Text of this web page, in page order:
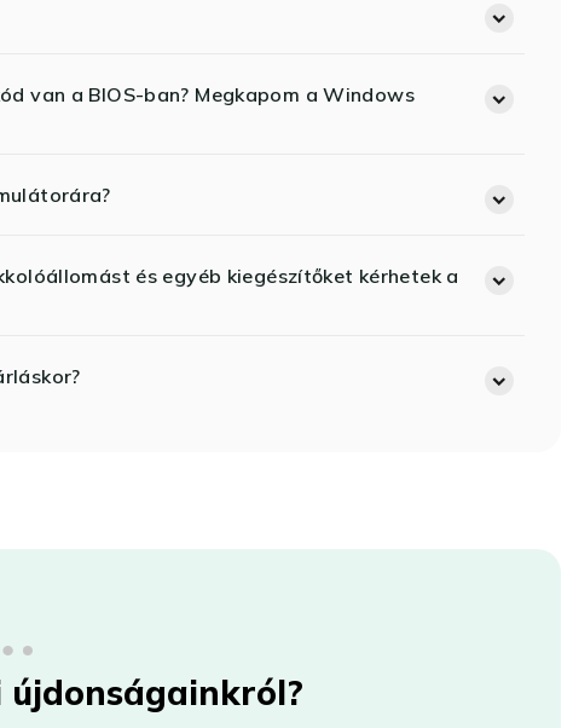
van a BIOS-ban? Megkapom a Windows
és egyéb kiegészítőket kérhetek a